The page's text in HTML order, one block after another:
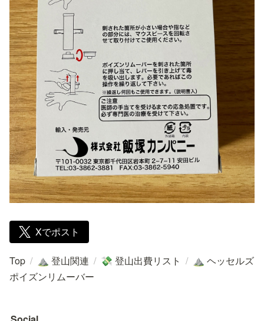
Xでポスト
Top / ⛰️ 登山関連 / 💸 登山出費リスト / ⛰️ ヘッセルズ
ポイズンリムーバー